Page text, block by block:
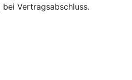
Vertragsabschluss.